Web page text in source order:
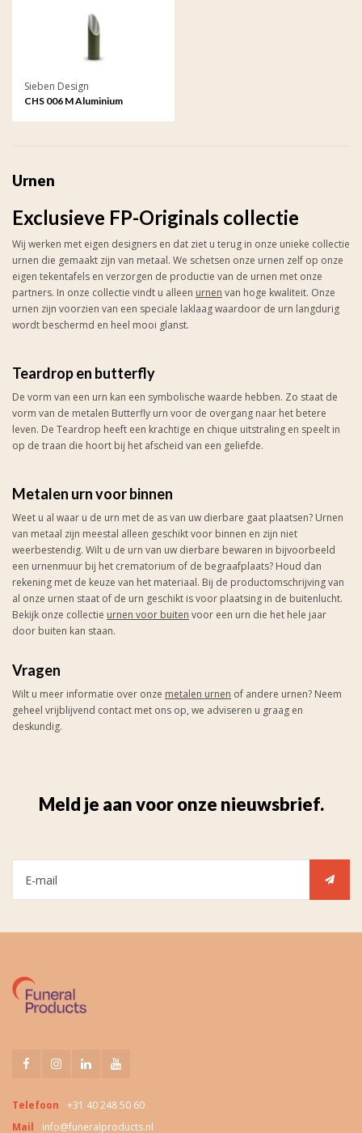
Sieben Design
CHS 006 M Aluminium
Urnen
Exclusieve FP-Originals collectie
Wij werken met eigen designers en dat ziet u terug in onze unieke collectie
urnen die gemaakt zijn van metaal. We schetsen onze urnen zelf op onze
eigen tekentafels en verzorgen de productie van de urnen met onze
partners. In onze collectie vindt u alleen urnen van hoge kwaliteit. Onze
urnen zijn voorzien van een speciale laklaag waardoor de urn langdurig
wordt beschermd en heel mooi glanst.
Teardrop en butterfly
De vorm van een urn kan een symbolische waarde hebben. Zo staat de
vorm van de metalen Butterfly urn voor de overgang naar het betere
leven. De Teardrop heeft een krachtige en chique uitstraling en speelt in
op de traan die hoort bij het afscheid van een geliefde.
Metalen urn voor binnen
Weet u al waar u de urn met de as van uw dierbare gaat plaatsen? Urnen
van metaal zijn meestal alleen geschikt voor binnen en zijn niet
weerbestendig. Wilt u de urn van uw dierbare bewaren in bijvoorbeeld
een urnenmuur bij het crematorium of de begraafplaats? Houd dan
rekening met de keuze van het materiaal. Bij de productomschrijving van
al onze urnen staat of de urn geschikt is voor plaatsing in de buitenlucht.
Bekijk onze collectie urnen voor buiten voor een urn die het hele jaar
door buiten kan staan.
Vragen
Wilt u meer informatie over onze metalen urnen of andere urnen? Neem
geheel vrijblijvend contact met ons op, we adviseren u graag en
deskundig.
Meld je aan voor onze nieuwsbrief.
Telefoon
+31 40 248 50 60
Mail
info@funeralproducts.nl